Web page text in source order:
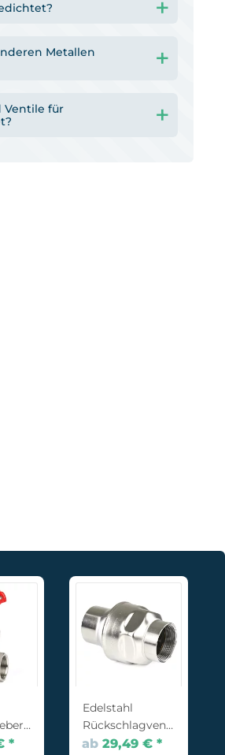
Metallen
Ventile für
*
Edelstahl
Rückschlagventil
2x
ab 29,49 € *